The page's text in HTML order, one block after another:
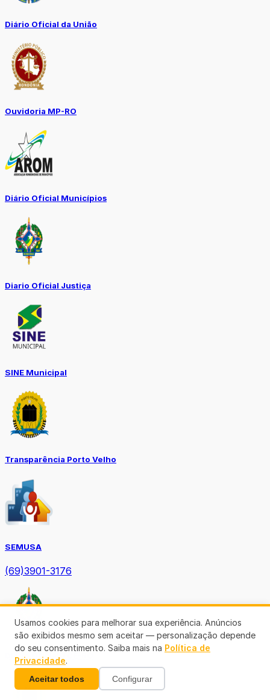
Diário Oficial da União
Ouvidoria MP-RO
Diário Oficial Municípios
Diario Oficial Justiça
SINE Municipal
Transparência Porto Velho
SEMUSA
(69)3901-3176
Diário Oficial TCE-RO
Usamos cookies para melhorar sua experiência. Anúncios
são exibidos mesmo sem aceitar — personalização depende
do seu consentimento. Saiba mais na Política de
Privacidade.
Aceitar todos Configurar